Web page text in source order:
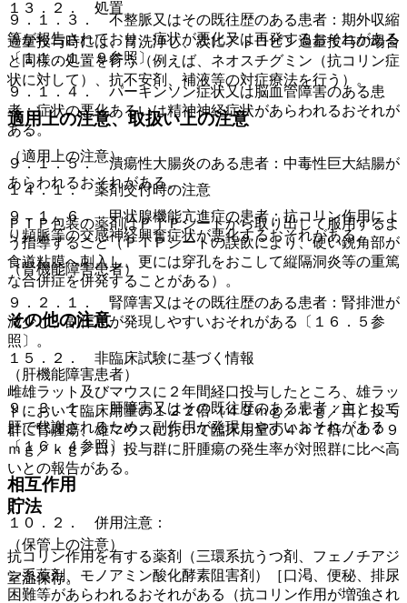
１３．２． 処置
過量投与時には、胃洗浄し、次にアトロピン過量投与の場合
と同様の処置を行う（例えば、ネオスチグミン（抗コリン症
状に対して）、抗不安剤、補液等の対症療法を行う）。
適用上の注意、取扱い上の注意
（適用上の注意）
１４．１． 薬剤交付時の注意
ＰＴＰ包装の薬剤はＰＴＰシートから取り出して服用するよ
う指導すること（ＰＴＰシートの誤飲により、硬い鋭角部が
食道粘膜へ刺入し、更には穿孔をおこして縦隔洞炎等の重篤
な合併症を併発することがある）。
その他の注意
１５．２． 非臨床試験に基づく情報
雌雄ラット及びマウスに２年間経口投与したところ、雄ラッ
トにおいて臨床用量の１２２倍（４９ｍｇ／ｋｇ／日）投与
群に腎腫瘍、雄マウスにおいて臨床用量の４４７倍（１７９
ｍｇ／ｋｇ／日）投与群に肝腫瘍の発生率が対照群に比べ高
いとの報告がある。
貯法
（保管上の注意）
室温保存。
９．１．３． 不整脈又はその既往歴のある患者：期外収縮
等が報告されており、症状が悪化又は再発するおそれがある
〔１１．１．９参照〕。
９．１．４． パーキンソン症状又は脳血管障害のある患
者：症状の悪化あるいは精神神経症状があらわれるおそれが
ある。
９．１．５． 潰瘍性大腸炎のある患者：中毒性巨大結腸が
あらわれるおそれがある。
９．１．６． 甲状腺機能亢進症の患者：抗コリン作用によ
り頻脈等の交感神経興奮症状が悪化するおそれがある。
（腎機能障害患者）
９．２．１． 腎障害又はその既往歴のある患者：腎排泄が
減少し、副作用が発現しやすいおそれがある〔１６．５参
照〕。
（肝機能障害患者）
９．３．１． 肝障害又はその既往歴のある患者：主として
肝で代謝されるため、副作用が発現しやすいおそれがある
〔１６．４参照〕。
相互作用
１０．２． 併用注意：
抗コリン作用を有する薬剤（三環系抗うつ剤、フェノチアジ
ン系薬剤、モノアミン酸化酵素阻害剤）［口渇、便秘、排尿
困難等があらわれるおそれがある（抗コリン作用が増強され